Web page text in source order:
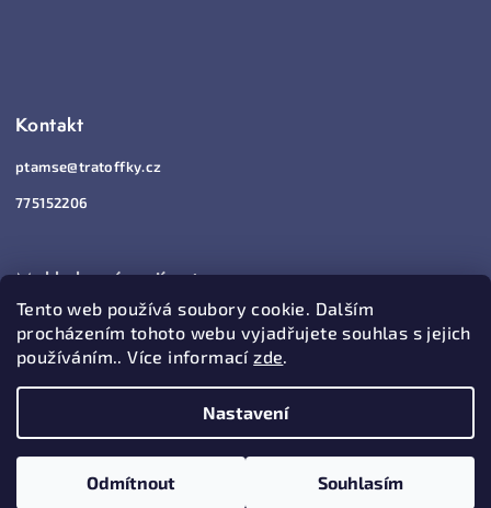
Tento web používá soubory cookie. Dalším
procházením tohoto webu vyjadřujete souhlas s jejich
používáním.. Více informacízde.
Nastavení
Odmítnout Souhlasím
Kontakt
ptamse@tratoffky.cz
775152206
Mohlo by vás zajímat
Jak nakupovat
Vrácení a reklamace